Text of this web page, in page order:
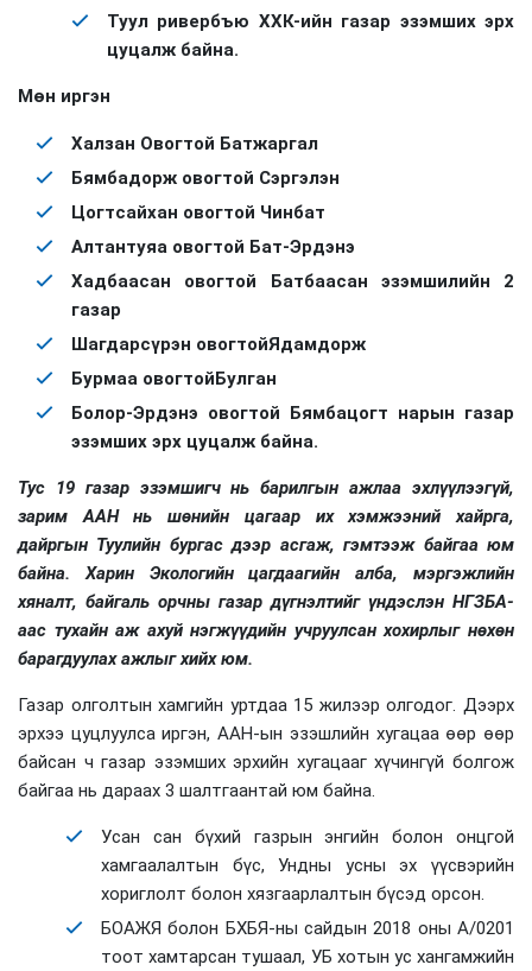
Туул ривербъю ХХК-ийн газар эзэмших эрх
цуцалж байна.
Мөн иргэн
Халзан Овогтой Батжаргал
Бямбадорж овогтой Сэргэлэн
Цогтсайхан овогтой Чинбат
Алтантуяа овогтой Бат-Эрдэнэ
Хадбаасан овогтой Батбаасан эзэмшилийн 2
газар
Шагдарсүрэн овогтойЯдамдорж
Бурмаа овогтойБулган
Болор-Эрдэнэ овогтой Бямбацогт нарын газар
эзэмших эрх цуцалж байна.
Тус 19 газар эзэмшигч нь барилгын ажлаа эхлүүлээгүй,
зарим ААН нь шөнийн цагаар их хэмжээний хайрга,
дайргын Туулийн бургас дээр асгаж, гэмтээж байгаа юм
байна. Харин Экологийн цагдаагийн алба, мэргэжлийн
хяналт, байгаль орчны газар дүгнэлтийг үндэслэн НГЗБА-
аас тухайн аж ахуй нэгжүүдийн учруулсан хохирлыг нөхөн
барагдуулах ажлыг хийх юм.
Газар олголтын хамгийн уртдаа 15 жилээр олгодог. Дээрх
эрхээ цуцлуулса иргэн, ААН-ын эзэшлийн хугацаа өөр өөр
байсан ч газар эзэмших эрхийн хугацааг хүчингүй болгож
байгаа нь дараах 3 шалтгаантай юм байна.
Усан сан бүхий газрын энгийн болон онцгой
хамгаалалтын бүс, Ундны усны эх үүсвэрийн
хориглолт болон хязгаарлалтын бүсэд орсон.
БОАЖЯ болон БХБЯ-ны сайдын 2018 оны А/0201
тоот хамтарсан тушаал, УБ хотын ус хангамжийн